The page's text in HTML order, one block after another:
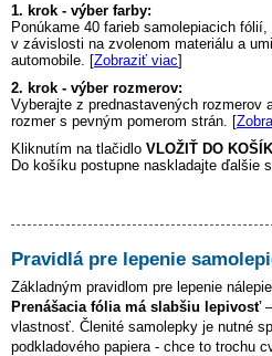
1. krok - výber farby:
Ponúkame 40 farieb samolepiacich
v závislosti na zvolenom materiálu a
automobile. [Zobraziť viac]
2. krok - výber rozmerov:
Vyberajte z prednastavených rozmerov
rozmer s pevným pomerom strán. [
Kliknutím na tlačidlo VLOŽIŤ DO
Do košíku postupne naskladajte ďalšie
Pravidlá pre lepenie
Základným pravidlom pre lepenie
Prenášacia fólia má slabšiu lepivosť–
vlastnosť. Členité samolepky je nutné
podkladového papiera - chce to trochu